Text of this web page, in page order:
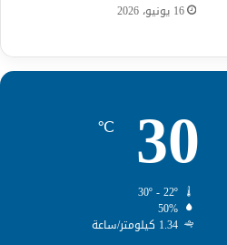
16 يونيو، 2026
30
℃
50%
1.34 كيلومتر/ساعة